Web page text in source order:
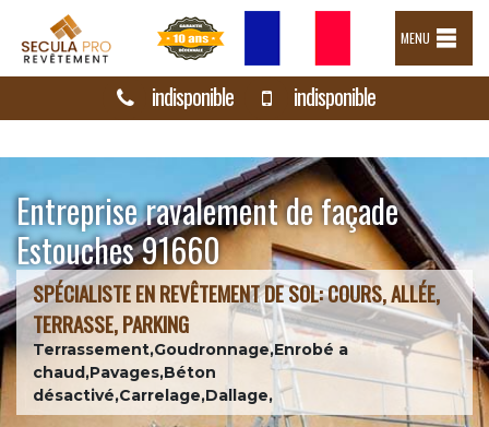
MENU
indisponible indisponible
Entreprise ravalement de façade
Estouches 91660
SPÉCIALISTE EN REVÊTEMENT DE SOL: COURS, ALLÉE,
TERRASSE, PARKING
Terrassement,Goudronnage,Enrobé a
chaud,Pavages,Béton
désactivé,Carrelage,Dallage,